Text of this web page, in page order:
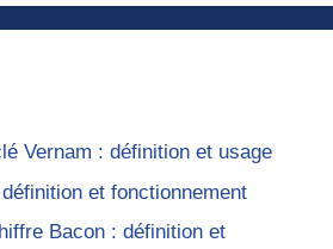
Vernam : définition et usage
et fonctionnement
Bacon : définition et